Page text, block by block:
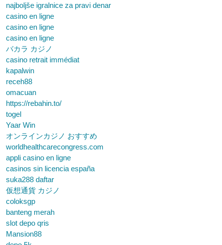
najboljše igralnice za pravi denar
casino en ligne
casino en ligne
casino en ligne
バカラ カジノ
casino retrait immédiat
kapalwin
receh88
omacuan
https://rebahin.to/
togel
Yaar Win
オンラインカジノ おすすめ
worldhealthcarecongress.com
appli casino en ligne
casinos sin licencia españa
suka288 daftar
仮想通貨 カジノ
coloksgp
banteng merah
slot depo qris
Mansion88